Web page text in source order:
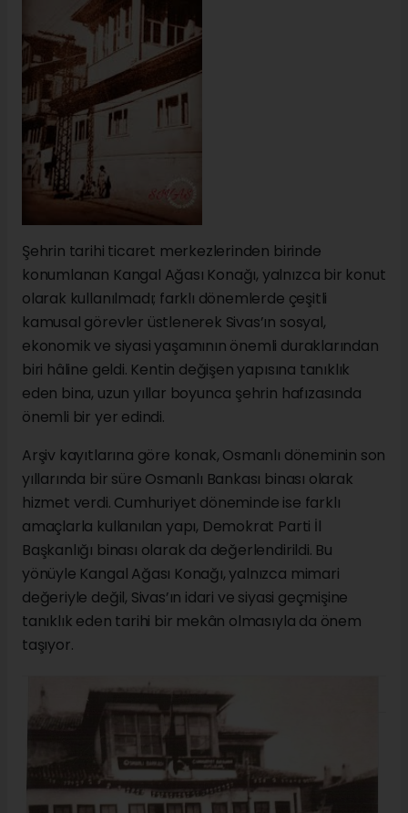
Şehrin tarihi ticaret merkezlerinden birinde
konumlanan Kangal Ağası Konağı, yalnızca bir konut
olarak kullanılmadı; farklı dönemlerde çeşitli
kamusal görevler üstlenerek Sivas’ın sosyal,
ekonomik ve siyasi yaşamının önemli duraklarından
biri hâline geldi. Kentin değişen yapısına tanıklık
eden bina, uzun yıllar boyunca şehrin hafızasında
önemli bir yer edindi.
Arşiv kayıtlarına göre konak, Osmanlı döneminin son
yıllarında bir süre Osmanlı Bankası binası olarak
hizmet verdi. Cumhuriyet döneminde ise farklı
amaçlarla kullanılan yapı, Demokrat Parti İl
Başkanlığı binası olarak da değerlendirildi. Bu
yönüyle Kangal Ağası Konağı, yalnızca mimari
değeriyle değil, Sivas’ın idari ve siyasi geçmişine
tanıklık eden tarihi bir mekân olmasıyla da önem
taşıyor.